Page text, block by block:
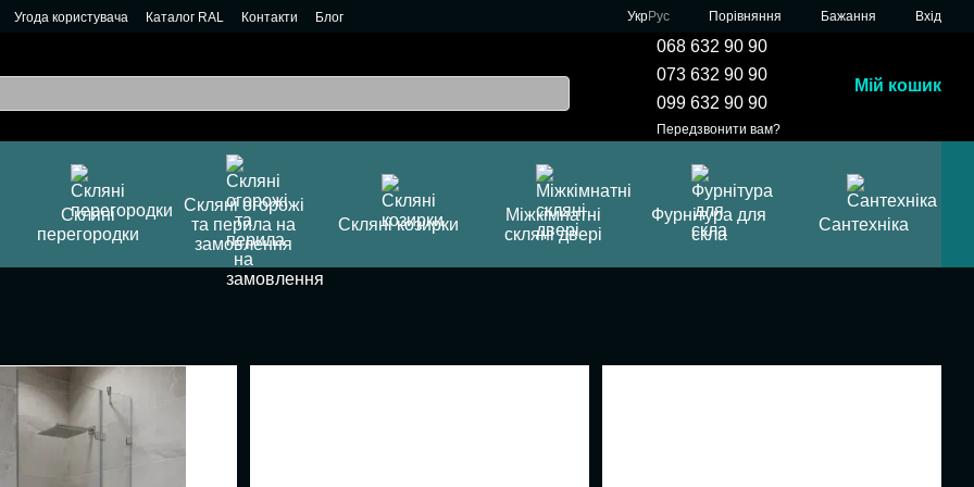
Угода користувача Каталог RAL Контакти Блог УкрРус Порівняння Бажання Вхід
068 632 90 90
073 632 90 90
099 632 90 90
Передзвонити вам?
Мій кошик
Скляні
перегородки
Скляні огорожі
та перила на
замовлення
Скляні козирки
Міжкімнатні
скляні двері
Фурнітура для
скла
Сантехніка